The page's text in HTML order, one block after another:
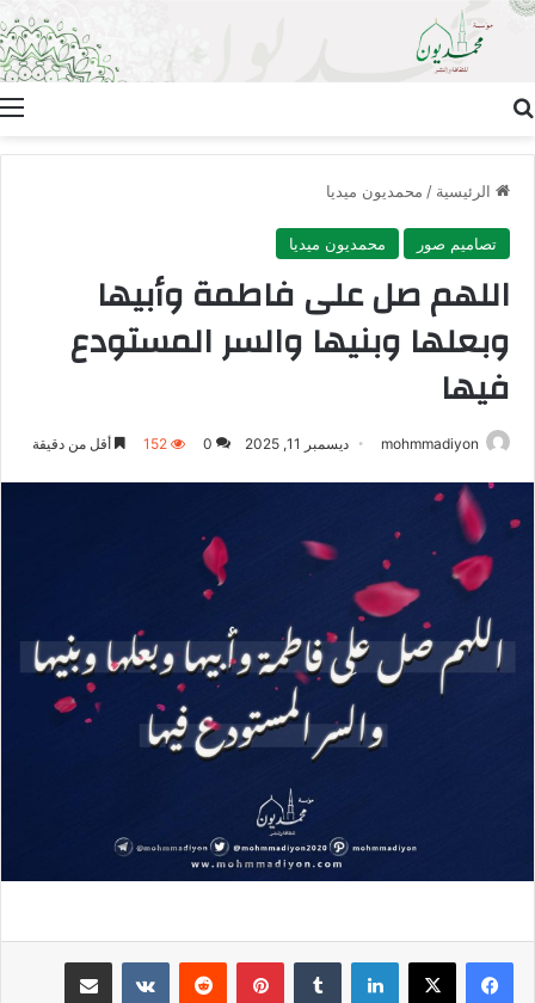
الرئيسية / محمديون ميديا
تصاميم صور محمديون ميديا
اللهم صل على فاطمة وأبيها
وبعلها وبنيها والسر المستودع
فيها
mohmmadiyon ديسمبر 11, 2025 0
152 أقل من دقيقة
لينكدإن بينتيريست مشاركة عبر البريد